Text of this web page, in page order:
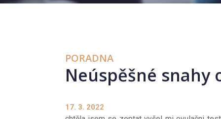
PORADNA
Neúspěšné snahy
17. 3. 2022